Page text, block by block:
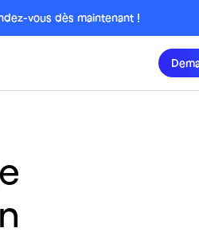
vous dès maintenant !